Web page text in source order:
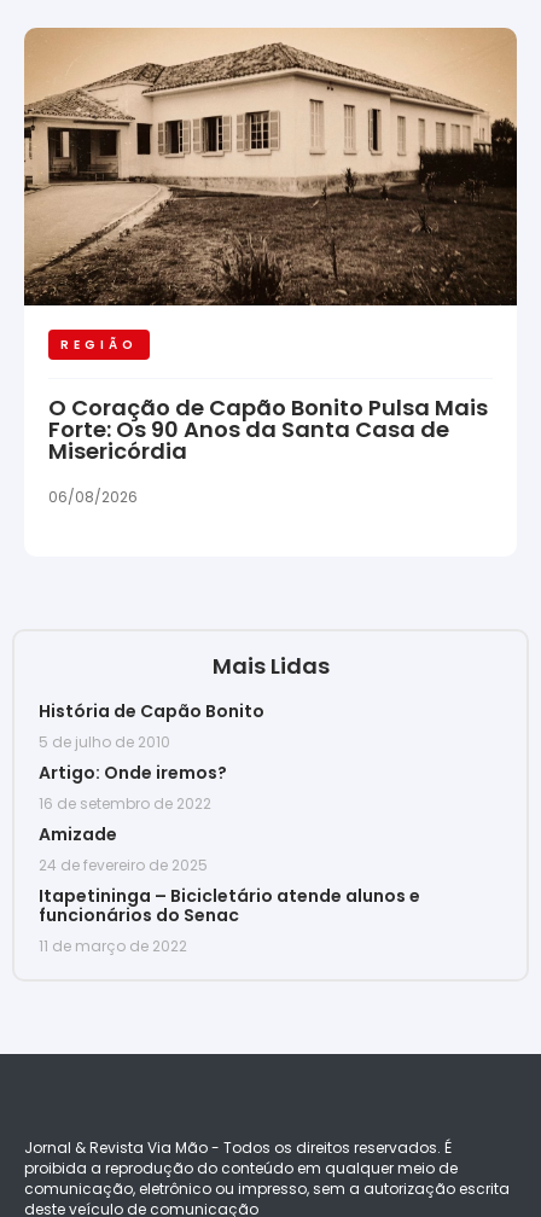
REGIÃO
O Coração de Capão Bonito Pulsa Mais
Forte: Os 90 Anos da Santa Casa de
Misericórdia
06/08/2026
Mais Lidas
História de Capão Bonito
5 de julho de 2010
Artigo: Onde iremos?
16 de setembro de 2022
Amizade
24 de fevereiro de 2025
Itapetininga – Bicicletário atende alunos e
funcionários do Senac
11 de março de 2022
Jornal & Revista Via Mão - Todos os direitos reservados. É
proibida a reprodução do conteúdo em qualquer meio de
comunicação, eletrônico ou impresso, sem a autorização escrita
deste veículo de comunicação